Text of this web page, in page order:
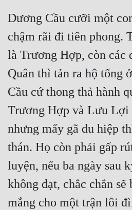
Truyện Convert
Truyện Dịch
Truyện Nhập Môn
Truyện ngắn
Xa Lộ Dịch
Cung Đấu
Cạnh Kỹ
Cổ Tiên Hiệp
Dương Cầu cưỡi một
chậm rãi đi tiên phong.
là Trương Hợp, còn các
Quân thì tản ra hộ tống
Cầu cứ thong thả hành
Trương Hợp và Lưu Lợi
nhưng mấy gã du hiệp
thán. Họ còn phải gấp
luyện, nếu ba ngày sau
không đạt, chắc chắn
mắng cho một trận lôi